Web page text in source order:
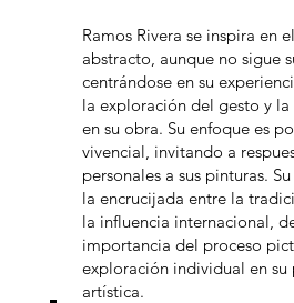
Es un artista cuya obra se
marcado por la transición entre
mexicana y la influencia
los muralistas mexicanos que
nacional, Ramos Rivera busca la
arte y no se limita a una idea
cultura mexicana.
Ramos Rivera se inspira en
abstracto, aunque no sigue
centrándose en su
la exploración del gesto y
en su obra. Su enfoque es
vivencial, invitando a
personales a sus pinturas.
la encrucijada entre la
la influencia internacional,
importancia del proceso
exploración individual en su
artística.